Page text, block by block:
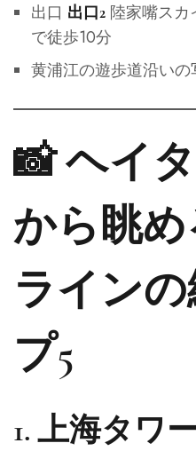
出口 出口2陸家嘴スカ
で徒歩10分
黄浦江の遊歩道沿い
📸 ヘイ
から眺
ライン
プ5
1. 上海タワ